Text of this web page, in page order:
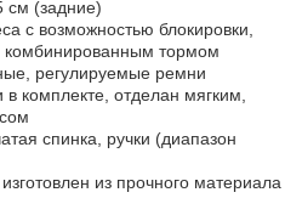
см (задние)
с возможностью блокировки,
тормом
регулируемые ремни
комплекте, отделан мягким,
спинка, ручки (диапазон
из прочного материала